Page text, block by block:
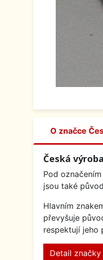
O značce
Česká výroba
Pod označením
jsou také
Hlavním
převyšuje
respektují jeho
Detail